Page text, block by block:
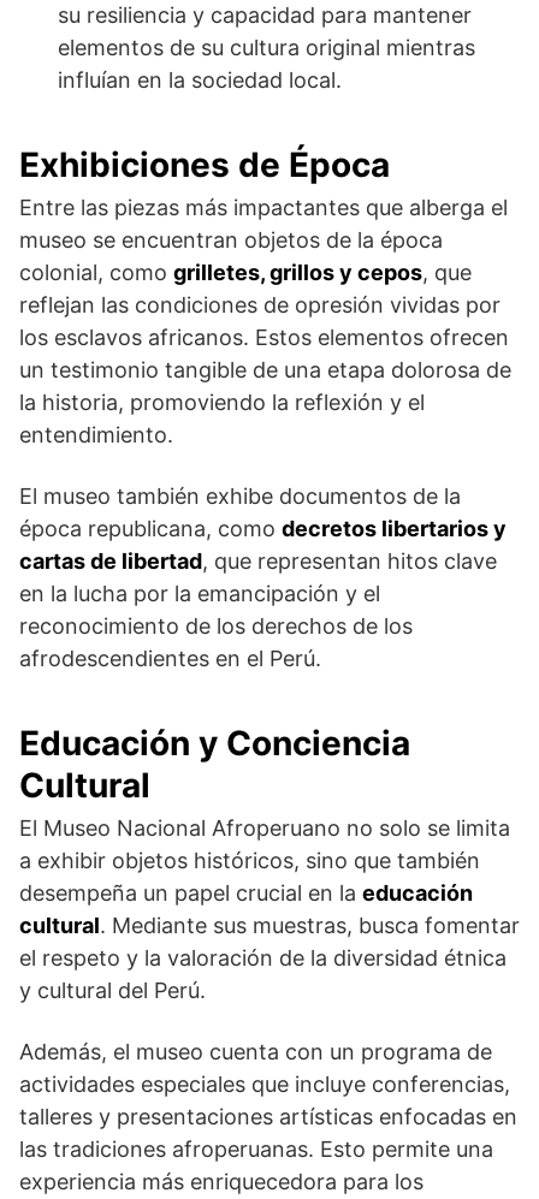
su resiliencia y capacidad para mantener
elementos de su cultura original mientras
influían en la sociedad local.
Exhibiciones de Época
Entre las piezas más impactantes que alberga el
museo se encuentran objetos de la época
colonial, como grilletes, grillos y cepos, que
reflejan las condiciones de opresión vividas por
los esclavos africanos. Estos elementos ofrecen
un testimonio tangible de una etapa dolorosa de
la historia, promoviendo la reflexión y el
entendimiento.
El museo también exhibe documentos de la
época republicana, como decretos libertarios y
cartas de libertad, que representan hitos clave
en la lucha por la emancipación y el
reconocimiento de los derechos de los
afrodescendientes en el Perú.
Educación y Conciencia
Cultural
El Museo Nacional Afroperuano no solo se limita
a exhibir objetos históricos, sino que también
desempeña un papel crucial en la educación
cultural. Mediante sus muestras, busca fomentar
el respeto y la valoración de la diversidad étnica
y cultural del Perú.
Además, el museo cuenta con un programa de
actividades especiales que incluye conferencias,
talleres y presentaciones artísticas enfocadas en
las tradiciones afroperuanas. Esto permite una
experiencia más enriquecedora para los